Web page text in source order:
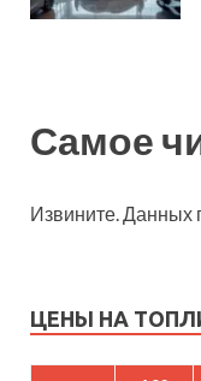
Самое
Извините. Данных
ЦЕНЫ НА